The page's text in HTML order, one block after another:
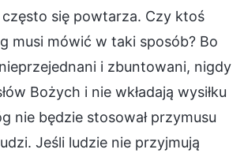
się powtarza. Czy ktoś
musi mówić w taki sposób? Bo
i zbuntowani, nigdy
Bożych i nie wkładają wysiłku
nie będzie stosował przymusu
Jeśli ludzie nie przyjmują